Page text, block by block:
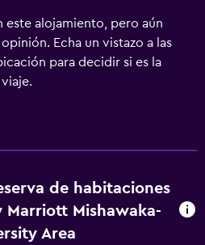
este alojamiento, pero aún
Echa un vistazo a las
para decidir si es la
de habitaciones
Mishawaka-
Area